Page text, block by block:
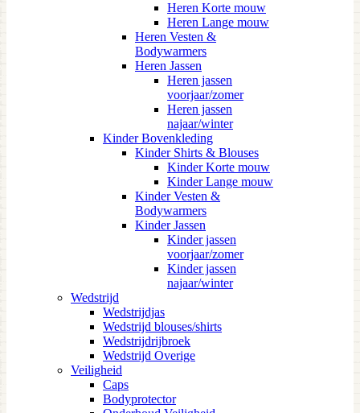
Heren Korte mouw
Heren Lange mouw
Heren Vesten &
Bodywarmers
Heren Jassen
Heren jassen
voorjaar/zomer
Heren jassen
najaar/winter
Kinder Bovenkleding
Kinder Shirts & Blouses
Kinder Korte mouw
Kinder Lange mouw
Kinder Vesten &
Bodywarmers
Kinder Jassen
Kinder jassen
voorjaar/zomer
Kinder jassen
najaar/winter
Wedstrijd
Wedstrijdjas
Wedstrijd blouses/shirts
Wedstrijdrijbroek
Wedstrijd Overige
Veiligheid
Caps
Bodyprotector